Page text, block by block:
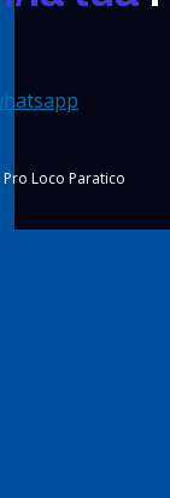
Pro Loco Paratico